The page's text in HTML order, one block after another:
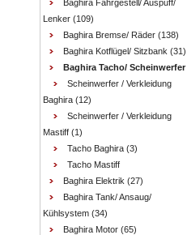
Baghira Fahrgestell/ Auspuff/
Lenker (109)
Baghira Bremse/ Räder (138)
Baghira Kotflügel/ Sitzbank (31)
Baghira Tacho/ Scheinwerfer
Scheinwerfer / Verkleidung
Baghira (12)
Scheinwerfer / Verkleidung
Mastiff (1)
Tacho Baghira (3)
Tacho Mastiff
Baghira Elektrik (27)
Baghira Tank/ Ansaug/
Kühlsystem (34)
Baghira Motor (65)